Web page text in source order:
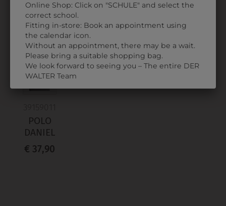
ZULETZT ANGESEHEN
POLO
DANIEL
€ 37,90
Online Shop: Click on "SCHULE" and select the
correct school.
Fitting in-store: Book an appointment using
the calendar icon.
Without an appointment, there may be a wait.
Please bring a suitable shopping bag.
We look forward to seeing you – The entire DER
WALTER Team